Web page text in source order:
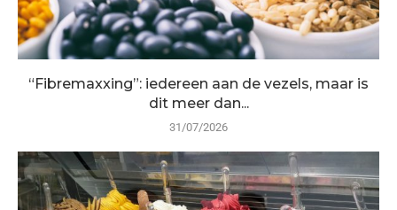
“Fibremaxxing”: iedereen aan de vezels, maar is
dit meer dan...
31/07/2026